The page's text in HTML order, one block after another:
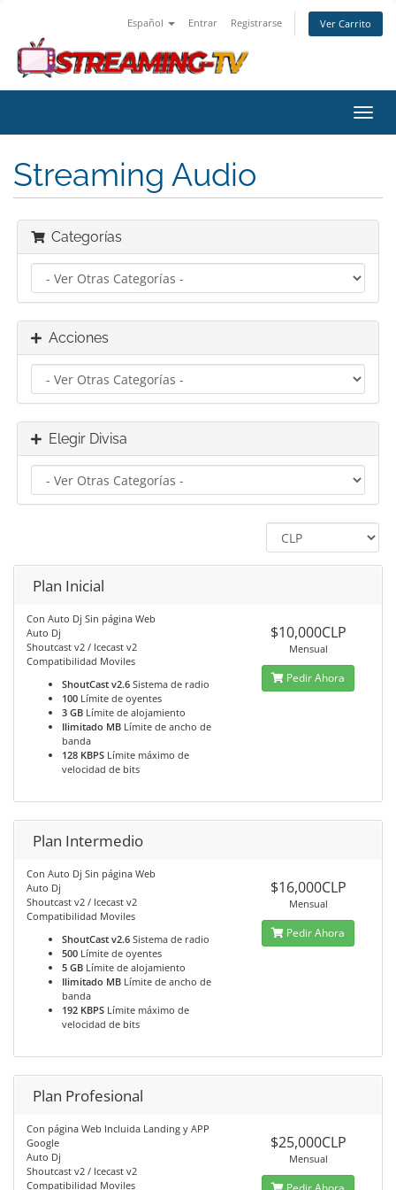
Español Entrar Registrarse Ver Carrito
Streaming Audio
Categorías
Acciones
Elegir Divisa
Plan Inicial
Con Auto Dj Sin página Web
Auto Dj
Shoutcast v2 / Icecast v2
Compatibilidad Moviles
ShoutCast v2.6 Sistema de radio
100 Límite de oyentes
3 GB Límite de alojamiento
Ilimitado MB Límite de ancho de
banda
128 KBPS Límite máximo de
velocidad de bits
$10,000CLP
Mensual
Pedir Ahora
Plan Intermedio
Con Auto Dj Sin página Web
Auto Dj
Shoutcast v2 / Icecast v2
Compatibilidad Moviles
ShoutCast v2.6 Sistema de radio
500 Límite de oyentes
5 GB Límite de alojamiento
Ilimitado MB Límite de ancho de
banda
192 KBPS Límite máximo de
velocidad de bits
$16,000CLP
Mensual
Pedir Ahora
Plan Profesional
Con página Web Incluida Landing y APP
Google
Auto Dj
Shoutcast v2 / Icecast v2
Compatibilidad Moviles
$25,000CLP
Mensual